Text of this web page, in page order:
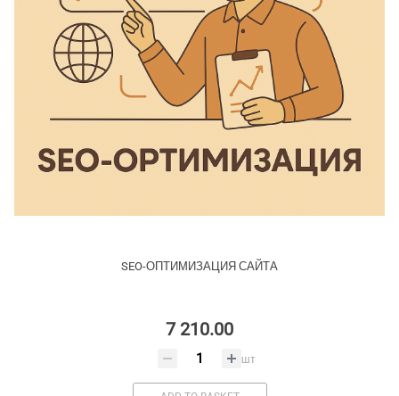
SEO-ОПТИМИЗАЦИЯ САЙТА
7 210.00
шт